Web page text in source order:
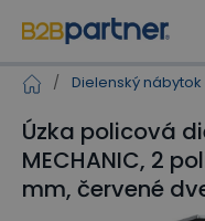
/ Dielenský
Úzka policová
MECHANIC, 2
mm, červené